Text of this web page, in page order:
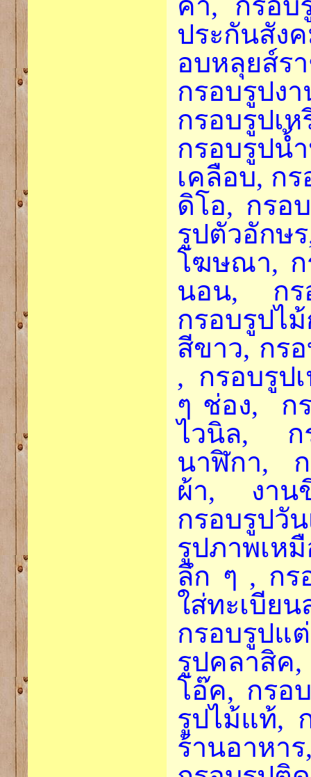
ประกันสัง
อบหลุยส์ร
กรอบรูป
กรอบรูปเ
กรอบรูป
เคลือบ, ก
ดิโอ, กรอ
รูปตัวอักษ
โฆษณา, ก
นอน, กร
กรอบรูปไ
สีขาว, กร
, กรอบรูป
ๆ ช่อง, ก
ไวนิล, ก
นาฬิกา, ก
ผ้า, งาน
กรอบรูปวั
รูปภาพเห
ลึก ๆ , กร
ใส่ทะเบี
กรอบรูปแ
รูปคลาสิ
โอ๊ค, กรอ
รูปไม้แท้,
ร้านอาห